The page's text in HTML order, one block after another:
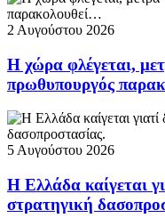
2 Αυγούστου 2026
Η χώρα φλέγεται,
πρωθυπουργός
5 Αυγούστου 2026
Η Ελλάδα καίγεται
στρατηγική